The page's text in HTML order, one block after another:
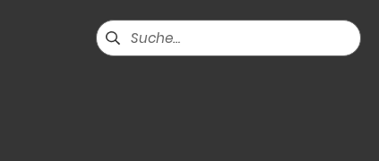
Suchen
nach: